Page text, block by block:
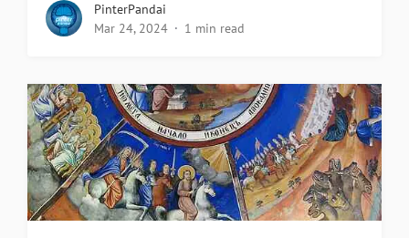
PinterPandai
Mar 24, 2024
1 min read